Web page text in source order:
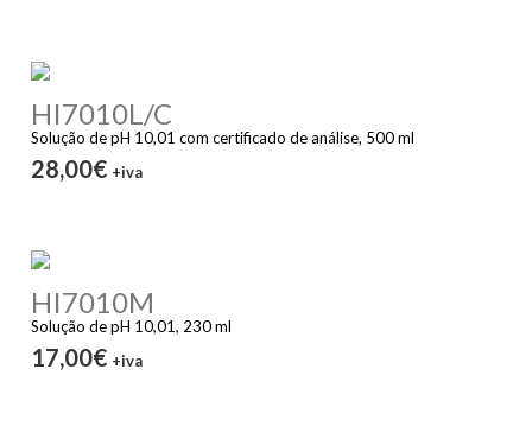
HI7010L/C
Solução de pH 10,01 com certificado de análise, 500 ml
28,00€ +iva
HI7010M
Solução de pH 10,01, 230 ml
17,00€ +iva